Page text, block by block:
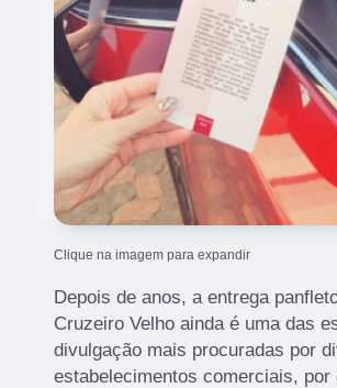
Clique na imagem para expandir
Depois de anos, a entrega
Cruzeiro Velho ainda é uma das
divulgação mais procuradas por
estabelecimentos comerciais, por